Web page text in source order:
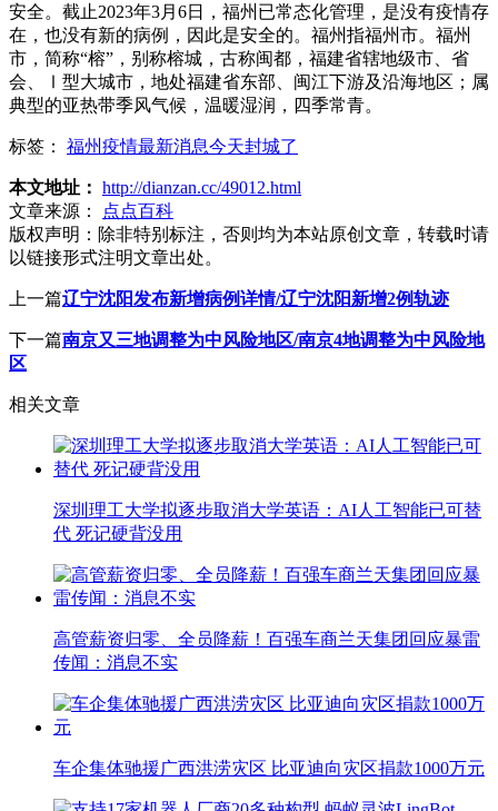
安全。截止2023年3月6日，福州已常态化管理，是没有疫情存
在，也没有新的病例，因此是安全的。福州指福州市。福州
市，简称“榕”，别称榕城，古称闽都，福建省辖地级市、省
会、Ⅰ型大城市，地处福建省东部、闽江下游及沿海地区；属
典型的亚热带季风气候，温暖湿润，四季常青。
标签： 福州疫情最新消息今天封城了
本文地址： http://dianzan.cc/49012.html
文章来源：
点点百科
版权声明： 除非特别标注，否则均为本站原创文章，转载时请
以链接形式注明文章出处。
上一篇辽宁沈阳发布新增病例详情/辽宁沈阳新增2例轨迹
下一篇南京又三地调整为中风险地区/南京4地调整为中风险地
区
相关文章
深圳理工大学拟逐步取消大学英语：AI人工智能已可替
代 死记硬背没用
高管薪资归零、全员降薪！百强车商兰天集团回应暴雷
传闻：消息不实
车企集体驰援广西洪涝灾区 比亚迪向灾区捐款1000万元